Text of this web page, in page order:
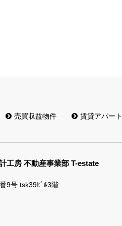
売買収益物件
賃貸アパー
工房 不動産事業部 T-estate
9号 tsk39ﾋﾞﾙ3階